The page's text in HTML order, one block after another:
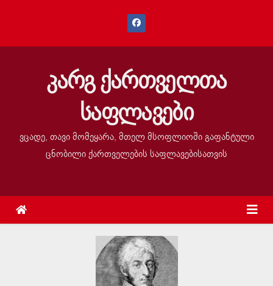
კარგ ქართველთა
საფლავები
ვცადე, თავი მომეყარა, მთელ მსოფლიოში გაფანტული
ცნობილი ქართველების საფლავებისათვის